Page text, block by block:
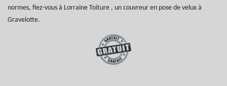
normes, fiez-vous à Lorraine Toiture , un couvreur en pose de velux à
Gravelotte.